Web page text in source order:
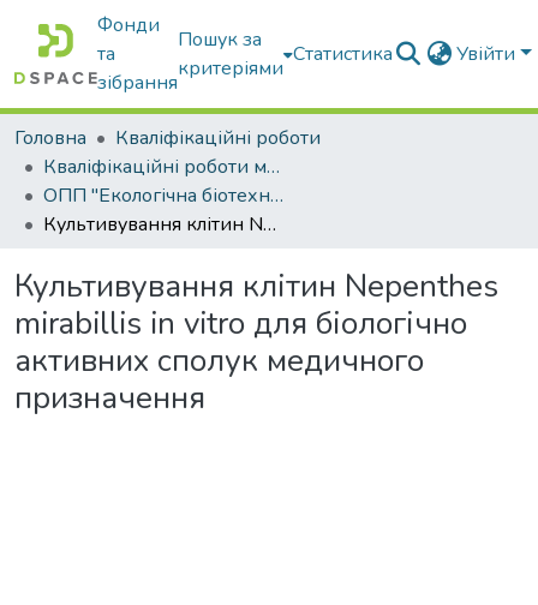
Фонди
та
зібрання
Пошук за
критеріями
Статистика Увійти
Головна
Кваліфікаційні роботи
Кваліфікаційні роботи магістрів
ОПП "Екологічна біотехнологія та біоенергетика"
Культивування клітин Nepenthes mirabillis in vitro для біологічно активних сполук медичного призначення
Культивування клітин Nepenthes
mirabillis in vitro для біологічно
активних сполук медичного
призначення